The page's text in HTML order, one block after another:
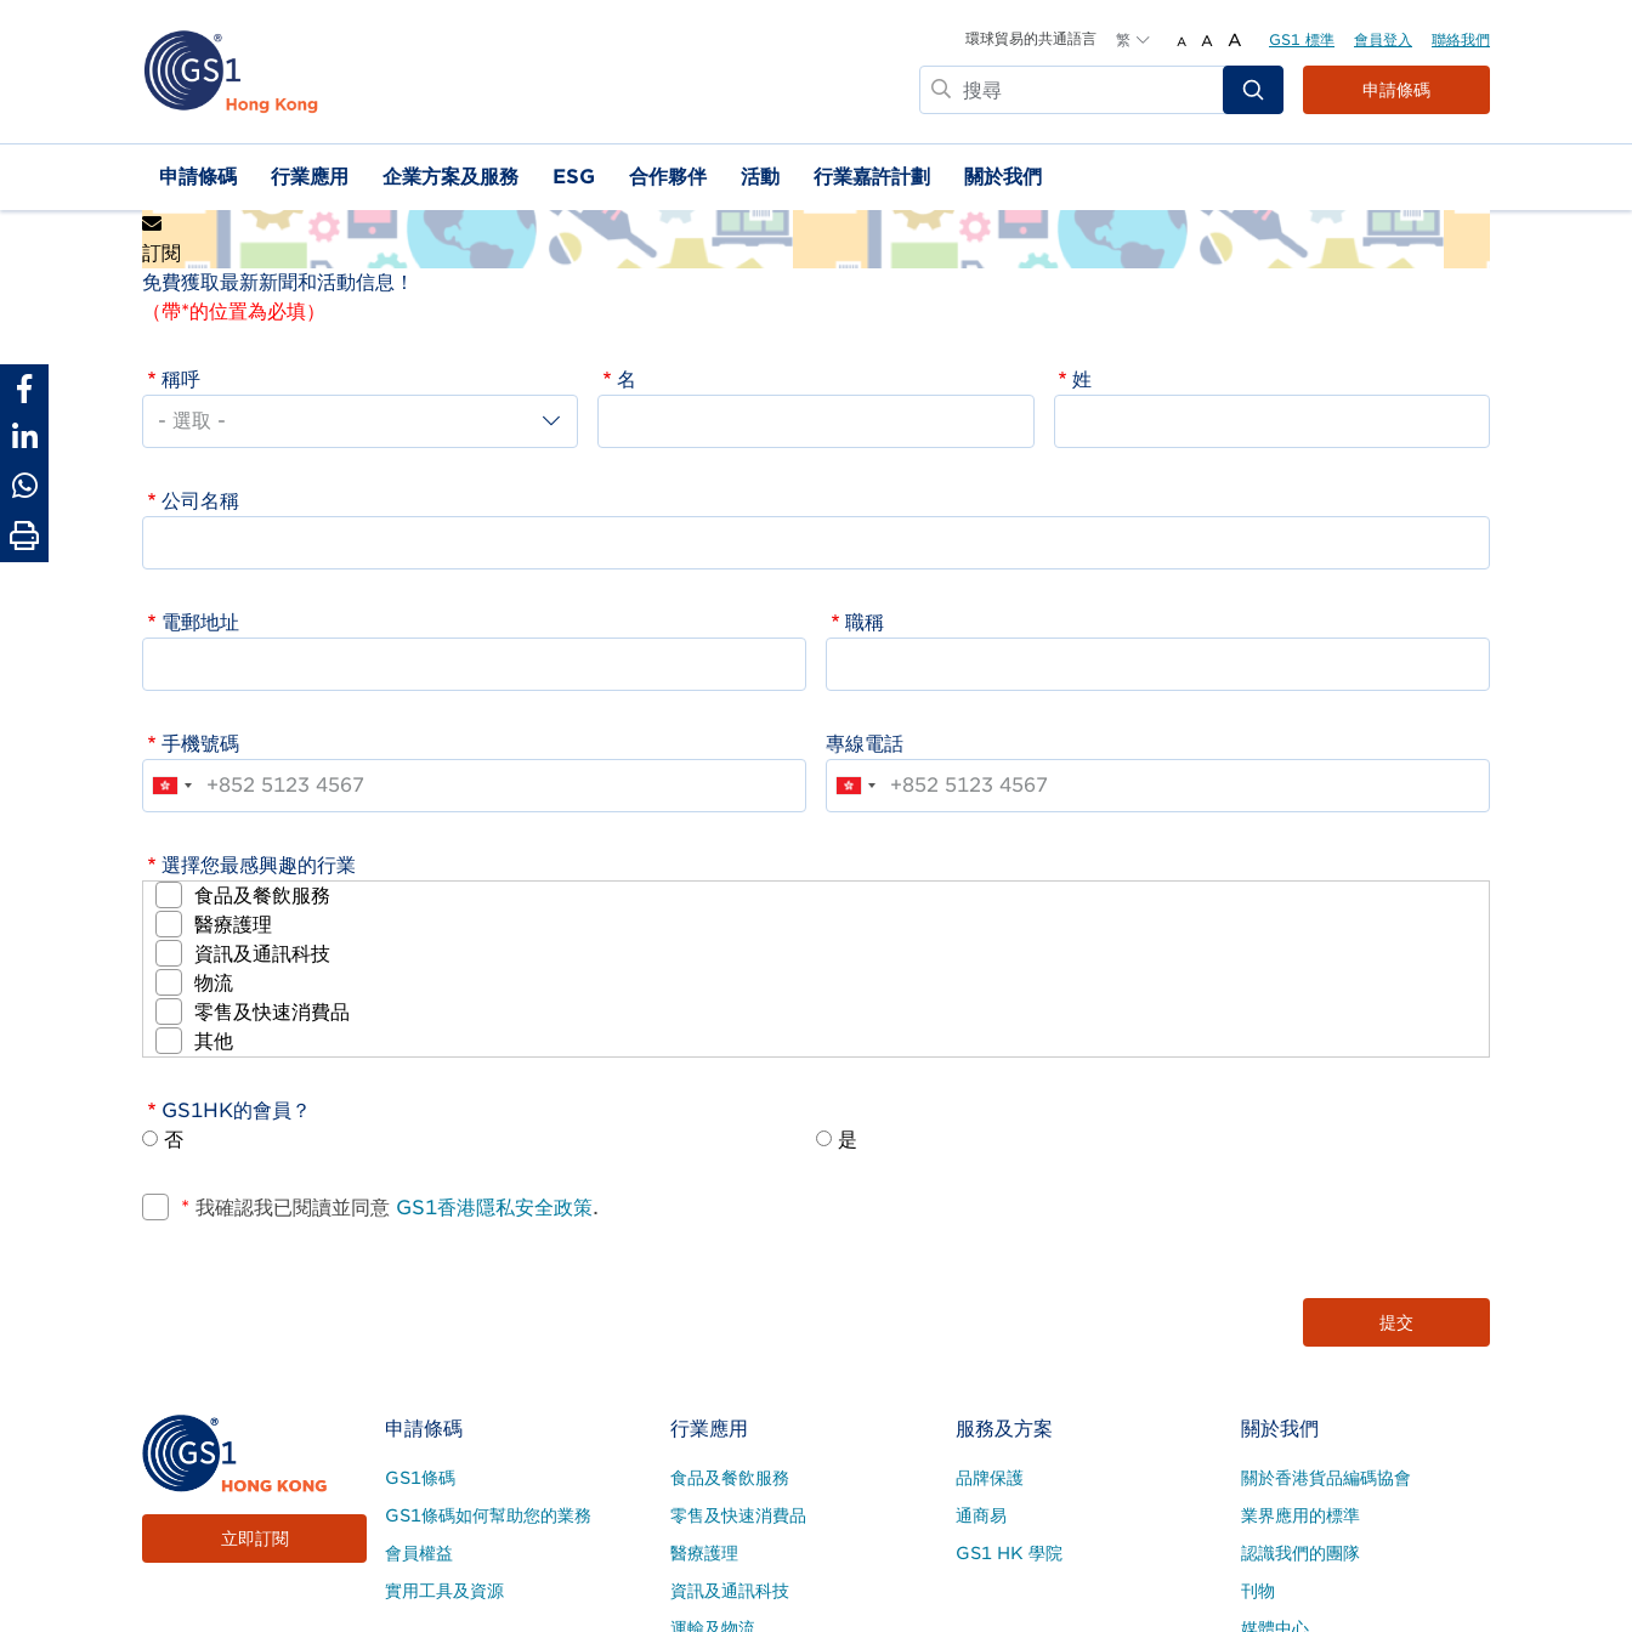
環球貿易的共通語言 繁 A A A GS1 標準 會員登入 聯絡我們
搜
尋
Header
Top
Menu
申請條碼
Main
navigation
申請條碼 行業應用 企業方案及服務 ESG 合作夥伴 活動 行業嘉許計劃 關於我們
訂閱
免費獲取最新新聞和活動信息！
（帶*的位置為必填）
稱呼 名 姓
公司名稱
電郵地址 職稱
手機號碼 專線電話
選擇您最感興趣的行業
食品及餐飲服務
醫療護理
資訊及通訊科技
物流
零售及快速消費品
其他
GS1HK的會員？
否
是
* 我確認我已閱讀並同意 GS1香港隱私安全政策.
立即訂閱
Footer
Site
Menu
申請條碼
GS1條碼
GS1條碼如何幫助您的業務
會員權益
實用工具及資源
行業應用
食品及餐飲服務
零售及快速消費品
醫療護理
資訊及通訊科技
服務及方案
品牌保護
通商易
GS1 HK 學院
關於我們
關於香港貨品編碼協會
業界應用的標準
認識我們的團隊
刊物